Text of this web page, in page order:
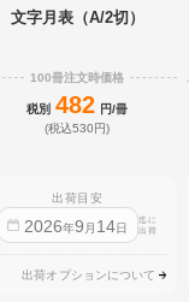
文字月表（A/2切）
100冊注文時価格
税別 482 円/冊
(税込530円)
出荷目安
2026年9 月 14日
迄に
出荷
出荷オプションについて